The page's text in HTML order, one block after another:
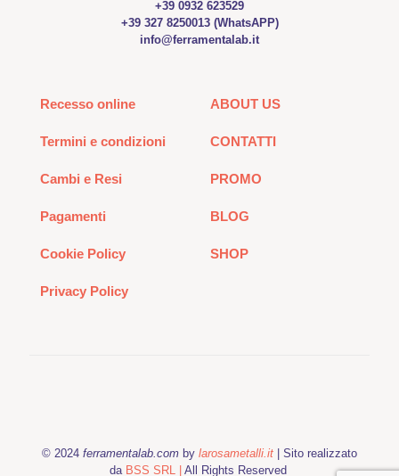
+39 0932 623529
+39 327 8250013 (WhatsAPP)
info@ferramentalab.it
Recesso online
Termini e condizioni
Cambi e Resi
Pagamenti
Cookie Policy
Privacy Policy
ABOUT US
CONTATTI
PROMO
BLOG
SHOP
© 2024 ferramentalab.com by larosametalli.it | Sito realizzato
da BSS SRL |All Rights Reserved